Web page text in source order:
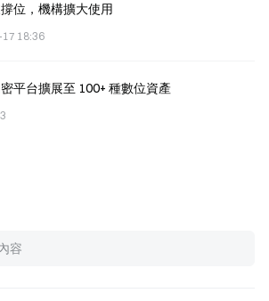
位，機構擴大使用
17 18:36
平台擴展至 100+ 種數位資產